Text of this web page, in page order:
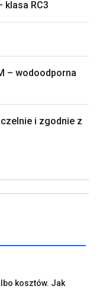
klasa RC3
– wodoodporna
i zgodnie z
kosztów. Jak